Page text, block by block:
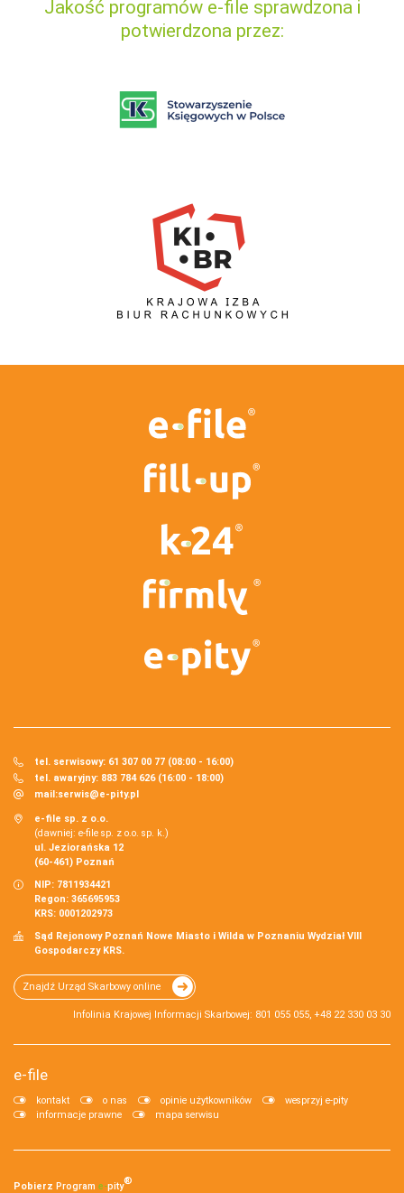
Jakość programów e-file sprawdzona i
potwierdzona przez:
tel. serwisowy: 61 307 00 77 (08:00 - 16:00)
tel. awaryjny: 883 784 626 (16:00 - 18:00)
mail:serwis@e-pity.pl
e-file sp. z o.o.
(dawniej: e-file sp. z o.o. sp. k.)
ul. Jeziorańska 12
(60-461) Poznań
NIP: 7811934421
Regon: 365695953
KRS: 0001202973
Sąd Rejonowy Poznań Nowe Miasto i Wilda w Poznaniu Wydział VIII
Gospodarczy KRS.
Znajdź Urząd Skarbowy online
Infolinia Krajowej Informacji Skarbowej: 801 055 055, +48 22 330 03 30
e-file
kontakt o nas opinie użytkowników
wesprzyj e-pity
informacje prawne
mapa serwisu
Pobierz Program e‑pity®